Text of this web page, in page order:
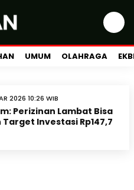
UMUM OLAHRAGA
2026 10:26 WIB
Perizinan Lambat Bisa
Investasi Rp147,7